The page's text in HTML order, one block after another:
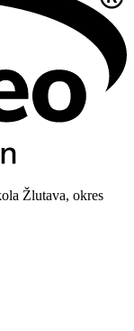
Žlutava, okres